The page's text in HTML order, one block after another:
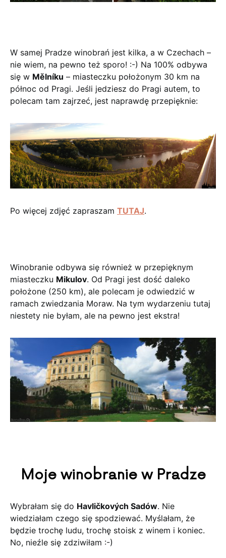
W samej Pradze winobrań jest kilka, a w Czechach –
nie wiem, na pewno też sporo! :-) Na 100% odbywa
się w Mělníku – miasteczku położonym 30 km na
północ od Pragi. Jeśli jedziesz do Pragi autem, to
polecam tam zajrzeć, jest naprawdę przepięknie:
Po więcej zdjęć zapraszam TUTAJ.
Winobranie odbywa się również w przepięknym
miasteczku Mikulov. Od Pragi jest dość daleko
położone (250 km), ale polecam je odwiedzić w
ramach zwiedzania Moraw. Na tym wydarzeniu tutaj
niestety nie byłam, ale na pewno jest ekstra!
Moje winobranie w Pradze
Wybrałam się do Havličkových Sadów. Nie
wiedziałam czego się spodziewać. Myślałam, że
będzie trochę ludu, trochę stoisk z winem i koniec.
No, nieźle się zdziwiłam :-)